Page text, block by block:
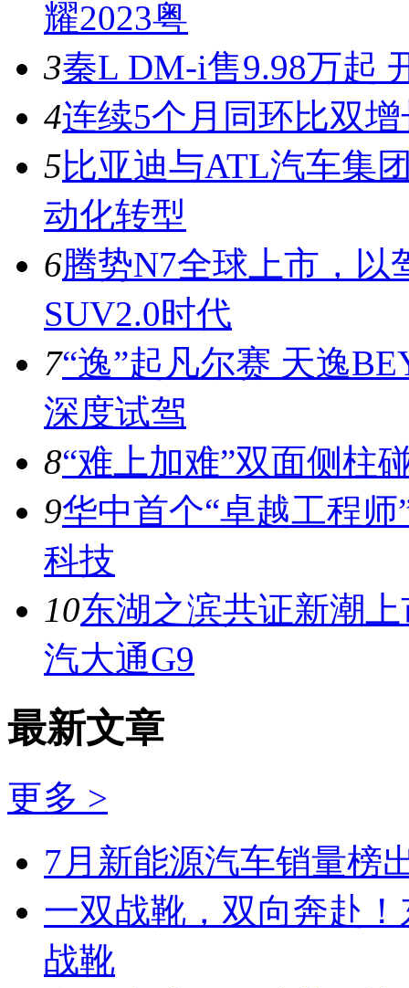
耀2023粤
3秦L DM-i售9.98万起
4连续5个月同环比双
5比亚迪与ATL汽车集
动化转型
6腾势N7全球上市，以
SUV2.0时代
7“逸”起凡尔赛 天逸
深度试驾
8“难上加难”双面侧柱
9华中首个“卓越工程
科技
10东湖之滨共证新潮
汽大通G9
最新文章
更多 >
7月新能源汽车销量榜
一双战靴，双向奔赴
战靴